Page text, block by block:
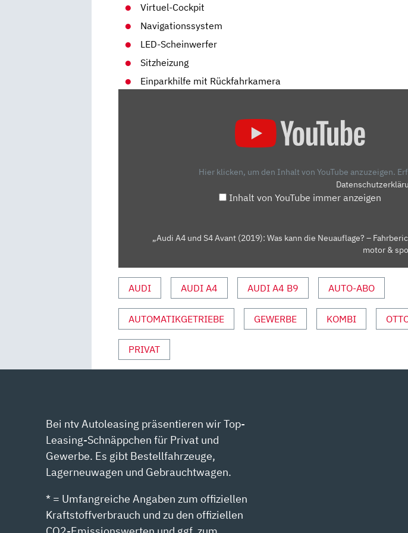
Virtuel-Cockpit
Navigationssystem
LED-Scheinwerfer
Sitzheizung
Einparkhilfe mit Rückfahrkamera
|
AUTO
MOTOR
&
SPORT“
VON
YOUTUBE
ANZEIGEN
Hier klicken, um den Inhalt von YouTube anzuzeigen.
Inhalt von YouTube immer anzeigen
„Audi A4 und S4 Avant (2019): Was kann die Neuauflage? –
motor &
AUDI AUDI A4 AUDI A4 B9 AUTO-ABO
AUTOMATIKGETRIEBE GEWERBE KOMBI
PRIVAT
Bei ntv Autoleasing präsentieren wir Top-
Leasing-Schnäppchen für Privat und
Gewerbe. Es gibt Bestellfahrzeuge,
Lagerneuwagen und Gebrauchtwagen.
* = Umfangreiche Angaben zum offiziellen
Kraftstoffverbrauch und zu den offiziellen